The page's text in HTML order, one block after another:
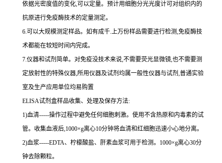
依据光密度值的变化,可以定量。预计用细胞分光光度计可对组织内的
抗原进行免疫酶技术的定量测定。
6.可以大规模测定样品。如有成千.上万份样品需要进行检测,免疫酶技
术都能在较短时间内完成。
7.仪器和试剂简单。对免疫没技术来说,不需要荧光显微镜,也不需要测
定放射性的特殊仪器,所用仪器及试剂均属一般性仪器与试剂,普通实验
室及生产应用单位均易购置
ELISA试剂盒样品收集、处理及保存方法:
1)血清-----操作过程中避免任何细胞刺激。使用不含热原和内毒素的试
管。收集血液后,1000×g离心10分钟将血清和红细胞迅速小心地分离。
2)血浆-----EDTA、柠檬酸盐、肝素血浆可用于检测。1000×g离心30分
钟去除颗粒。